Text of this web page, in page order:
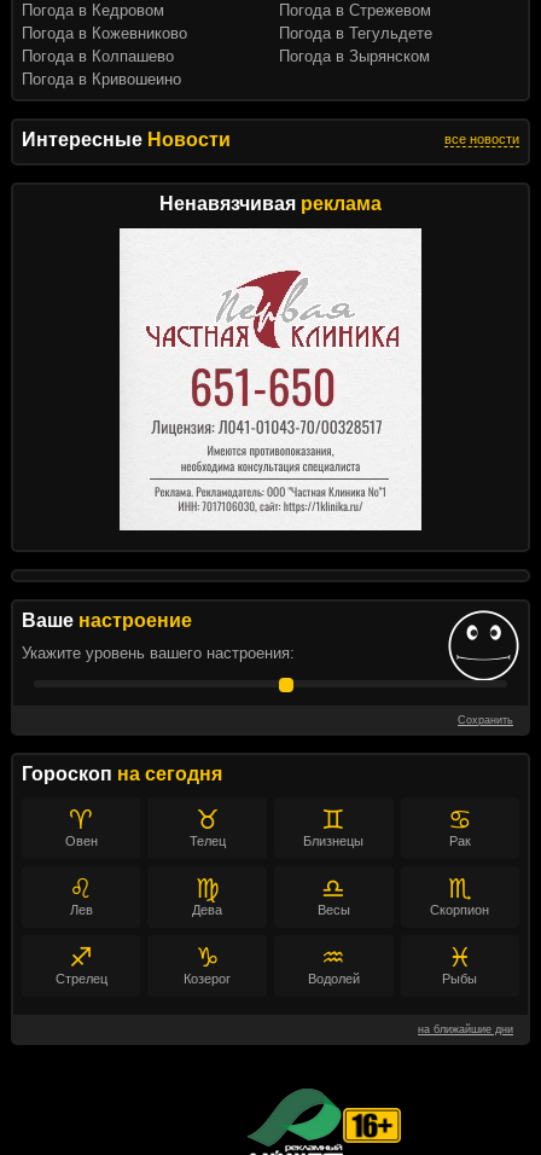
Интересные Новости все новости
Ненавязчивая реклама
Ваше настроение
Укажите уровень вашего настроения:
Сохранить
Гороскоп на сегодня
♈
Овен
♉
Телец
♊
Близнецы
♋
Рак
♌
Лев
♍
Дева
♎
Весы
♏
Скорпион
♐
Стрелец
♑
Козерог
♒
Водолей
♓
Рыбы
на ближайшие дни
Погода в Кедровом
Погода в Кожевниково
Погода в Колпашево
Погода в Кривошеино
Погода в Стрежевом
Погода в Тегульдете
Погода в Зырянском